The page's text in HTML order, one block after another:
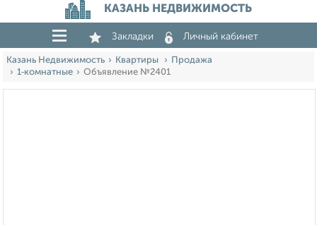
КАЗАНЬ НЕДВИЖИМОСТЬ
Закладки Личный кабинет
Казань Недвижимость Квартиры
Продажа
1‑комнатные
Объявление №2401